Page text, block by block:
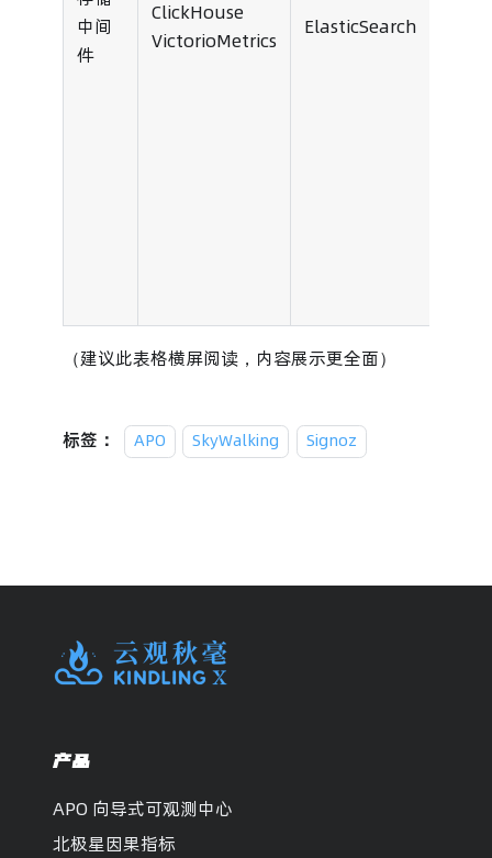
中间
件
ClickHouse
VictorioMetrics
ElasticSearch
（建议此表格横屏阅读，内容展示更全面）
标签： APO SkyWalking Signoz
产品
APO 向导式可观测中心
北极星因果指标